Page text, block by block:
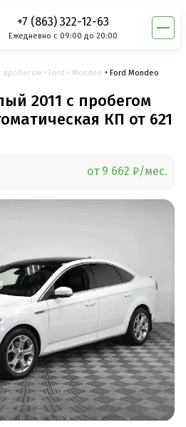
+7 (863) 322-12-63
Ежедневно с 09:00 до 20:00
пробегом Ford Mondeo Ford Mondeo
2011 с пробегом
КП от 621
от 9 662 ₽/мес.